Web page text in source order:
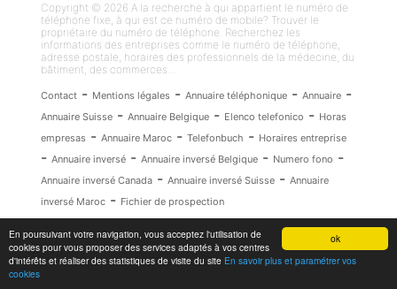
ok
En poursuivant votre navigation, vous acceptez l'utilisation de
cookies pour vous proposer des services adaptés à vos centres
d'intérêts et réaliser des statistiques de visite du site En savoir plus et paramétrer vos
cookies
Copyright © 2026 A la recherche à qui appartient le numéro de
téléphone fixe, à qui est ce numéro de mobile? Trouver le
propriétaire du numéro de téléphone. Recherchez les
informations des entreprises comme le numéro de téléphone,
adresse postale, horaires des professionnels de la médecine, du
bâtiment, des commerces...
Contact - Mentions légales - Annuaire téléphonique - Annuaire -
Annuaire Suisse - Annuaire Belgique - Elenco telefonico - Horas
empresas - Annuaire Maroc - Telefonbuch - Horaires entreprise
- Annuaire inversé - Annuaire inversé Belgique - Numero fono -
Annuaire inversé Canada - Annuaire inversé Suisse - Annuaire
inversé Maroc - Fichier de prospection